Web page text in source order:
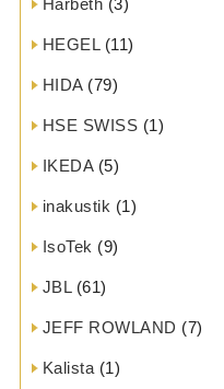
Harbeth (3)
HEGEL(11)
HIDA(79)
HSE SWISS (1)
IKEDA(5)
inakustik (1)
IsoTek (9)
JBL(61)
JEFF ROWLAND (7)
Kalista (1)